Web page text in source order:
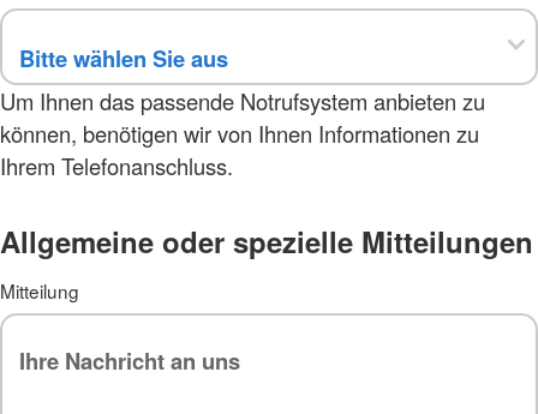
Um Ihnen das passende Notrufsystem anbieten zu
können, benötigen wir von Ihnen Informationen zu
Ihrem Telefonanschluss.
Allgemeine oder spezielle Mitteilungen
Mitteilung